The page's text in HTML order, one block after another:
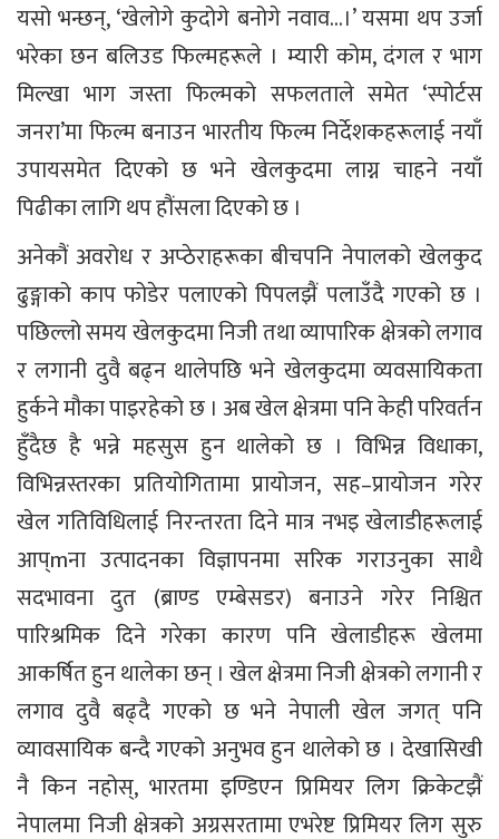
यसो भन्छन्, ‘खेलोगे कुदोगे बनोगे नवाव…।’ यसमा थप उर्जा
भरेका छन बलिउड फिल्महरूले । म्यारी कोम, दंगल र भाग
मिल्खा भाग जस्ता फिल्मको सफलताले समेत ‘स्पोर्टस
जनरा’मा फिल्म बनाउन भारतीय फिल्म निर्देशकहरूलाई नयाँ
उपायसमेत दिएको छ भने खेलकुदमा लाग्न चाहने नयाँ
पिढीका लागि थप हौंसला दिएको छ ।
अनेकौं अवरोध र अप्ठेराहरूका बीचपनि नेपालको खेलकुद
ढुङ्गाको काप फोडेर पलाएको पिपलझैं पलाउँदै गएको छ ।
पछिल्लो समय खेलकुदमा निजी तथा व्यापारिक क्षेत्रको लगाव
र लगानी दुवै बढ्न थालेपछि भने खेलकुदमा व्यवसायिकता
हुर्कने मौका पाइरहेको छ । अब खेल क्षेत्रमा पनि केही परिवर्तन
हुँदैछ है भन्ने महसुस हुन थालेको छ । विभिन्न विधाका,
विभिन्नस्तरका प्रतियोगितामा प्रायोजन, सह–प्रायोजन गरेर
खेल गतिविधिलाई निरन्तरता दिने मात्र नभइ खेलाडीहरूलाई
आप्mना उत्पादनका विज्ञापनमा सरिक गराउनुका साथै
सदभावना दुत (ब्राण्ड एम्बेसडर) बनाउने गरेर निश्चित
पारिश्रमिक दिने गरेका कारण पनि खेलाडीहरू खेलमा
आकर्षित हुन थालेका छन् । खेल क्षेत्रमा निजी क्षेत्रको लगानी र
लगाव दुवै बढ्दै गएको छ भने नेपाली खेल जगत् पनि
व्यावसायिक बन्दै गएको अनुभव हुन थालेको छ । देखासिखी
नै किन नहोस्, भारतमा इण्डिएन प्रिमियर लिग क्रिकेटझैं
नेपालमा निजी क्षेत्रको अग्रसरतामा एभरेष्ट प्रिमियर लिग सुरु